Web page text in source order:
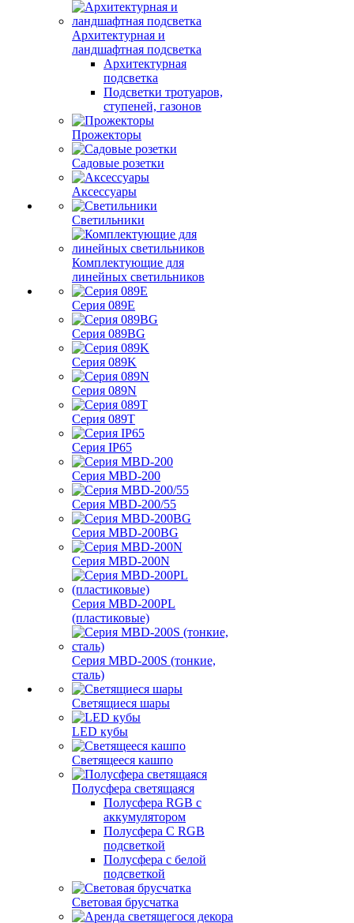
Архитектурная и
ландшафтная подсветка
Архитектурная
подсветка
Подсветки тротуаров,
ступеней, газонов
Прожекторы
Садовые розетки
Аксессуары
Светильники
Комплектующие для
линейных светильников
Серия 089E
Серия 089BG
Серия 089K
Серия 089N
Серия 089T
Серия IP65
Серия MBD-200
Серия MBD-200/55
Серия MBD-200BG
Серия MBD-200N
Серия MBD-200PL
(пластиковые)
Серия MBD-200S (тонкие,
сталь)
Светящиеся шары
LED кубы
Светящееся кашпо
Полусфера светящаяся
Полусфера RGB с
аккумулятором
Полусфера С RGB
подсветкой
Полусфера с белой
подсветкой
Световая брусчатка